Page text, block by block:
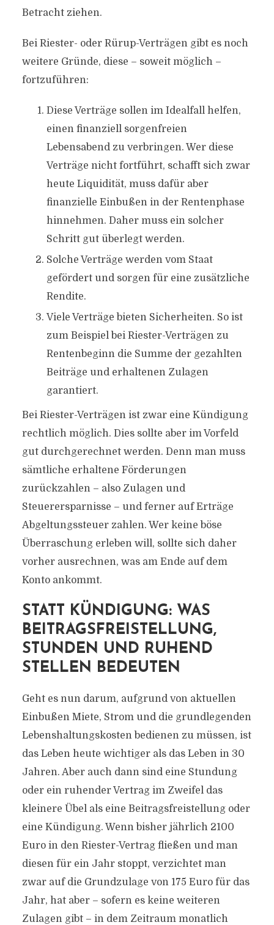
Betracht ziehen.
Bei Riester- oder Rürup-Verträgen gibt es noch
weitere Gründe, diese – soweit möglich –
fortzuführen:
Diese Verträge sollen im Idealfall helfen,
einen finanziell sorgenfreien
Lebensabend zu verbringen. Wer diese
Verträge nicht fortführt, schafft sich zwar
heute Liquidität, muss dafür aber
finanzielle Einbußen in der Rentenphase
hinnehmen. Daher muss ein solcher
Schritt gut überlegt werden.
Solche Verträge werden vom Staat
gefördert und sorgen für eine zusätzliche
Rendite.
Viele Verträge bieten Sicherheiten. So ist
zum Beispiel bei Riester-Verträgen zu
Rentenbeginn die Summe der gezahlten
Beiträge und erhaltenen Zulagen
garantiert.
Bei Riester-Verträgen ist zwar eine Kündigung
rechtlich möglich. Dies sollte aber im Vorfeld
gut durchgerechnet werden. Denn man muss
sämtliche erhaltene Förderungen
zurückzahlen – also Zulagen und
Steuerersparnisse – und ferner auf Erträge
Abgeltungssteuer zahlen. Wer keine böse
Überraschung erleben will, sollte sich daher
vorher ausrechnen, was am Ende auf dem
Konto ankommt.
STATT KÜNDIGUNG: WAS
BEITRAGSFREISTELLUNG,
STUNDEN UND RUHEND
STELLEN BEDEUTEN
Geht es nun darum, aufgrund von aktuellen
Einbußen Miete, Strom und die grundlegenden
Lebenshaltungskosten bedienen zu müssen, ist
das Leben heute wichtiger als das Leben in 30
Jahren. Aber auch dann sind eine Stundung
oder ein ruhender Vertrag im Zweifel das
kleinere Übel als eine Beitragsfreistellung oder
eine Kündigung. Wenn bisher jährlich 2100
Euro in den Riester-Vertrag fließen und man
diesen für ein Jahr stoppt, verzichtet man
zwar auf die Grundzulage von 175 Euro für das
Jahr, hat aber – sofern es keine weiteren
Zulagen gibt – in dem Zeitraum monatlich